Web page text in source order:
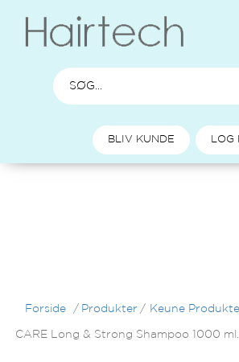
BLIV KUNDE LOG
Forside / Produkter / Keune
CARE Long & Strong Shampoo 1000